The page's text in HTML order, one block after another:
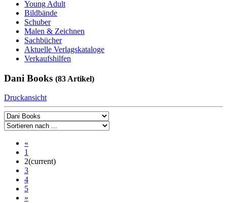
Young Adult
Bildbände
Schuber
Malen & Zeichnen
Sachbücher
Aktuelle Verlagskataloge
Verkaufshilfen
Dani Books (83 Artikel)
Druckansicht
«
1
2(current)
3
4
5
»